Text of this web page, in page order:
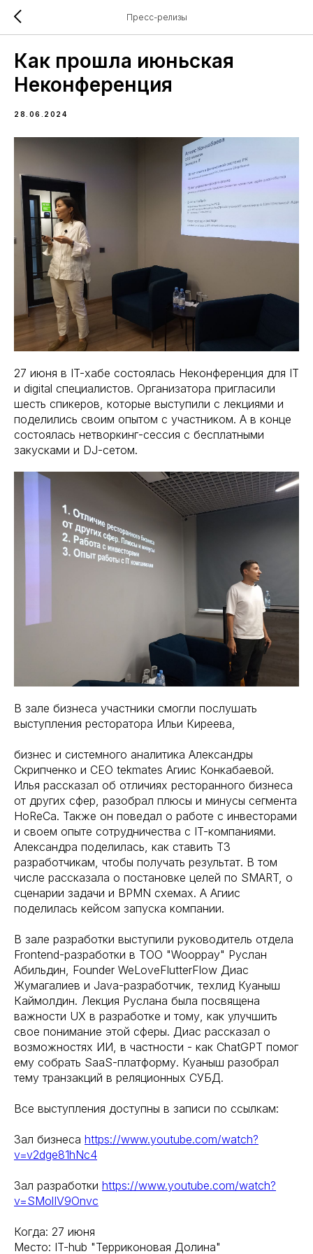
Пресс-релизы
Как прошла июньская
Неконференция
28.06.2024
27 июня в IT-хабе состоялась Неконференция для IT
и digital специалистов. Организатора пригласили
шесть спикеров, которые выступили с лекциями и
поделились своим опытом с участником. А в конце
состоялась нетворкинг-сессия с бесплатными
закусками и DJ-сетом.
В зале бизнеса участники смогли послушать
выступления ресторатора Ильи Киреева,
бизнес и системного аналитика Александры
Скрипченко и CEO tekmates Агиис Конкабаевой.
Илья рассказал об отличиях ресторанного бизнеса
от других сфер, разобрал плюсы и минусы сегмента
HoReCa. Также он поведал о работе с инвесторами
и своем опыте сотрудничества с IT-компаниями.
Александра поделилась, как ставить ТЗ
разработчикам, чтобы получать результат. В том
числе рассказала о постановке целей по SMART, о
сценарии задачи и BPMN схемах. А Агиис
поделилась кейсом запуска компании.
В зале разработки выступили руководитель отдела
Frontend-разработки в ТОО "Wooppay" Руслан
Абильдин, Founder WeLoveFlutterFlow Диас
Жумагалиев и Java-разработчик, техлид Куаныш
Каймолдин. Лекция Руслана была посвящена
важности UX в разработке и тому, как улучшить
свое понимание этой сферы. Диас рассказал о
возможностях ИИ, в частности - как ChatGPT помог
ему собрать SaaS-платформу. Куаныш разобрал
тему транзакций в реляционных СУБД.
Все выступления доступны в записи по ссылкам:
Зал бизнеса https://www.youtube.com/watch?
v=v2dge81hNc4
Зал разработки https://www.youtube.com/watch?
v=SMolIV9Onvc
Когда: 27 июня
Место: IT-hub "Терриконовая Долина"